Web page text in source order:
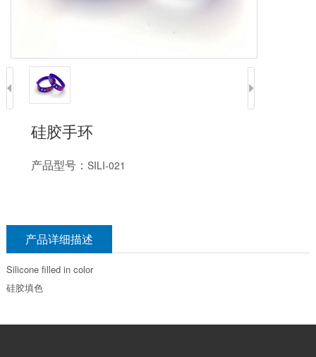
硅胶手环
产品型号：SILI-021
产品详细描述
Silicone filled in color
硅胶填色